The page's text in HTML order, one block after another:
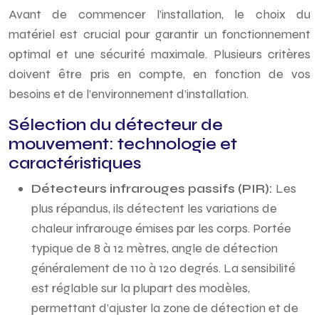
Avant de commencer l’installation, le choix du
matériel est crucial pour garantir un fonctionnement
optimal et une sécurité maximale. Plusieurs critères
doivent être pris en compte, en fonction de vos
besoins et de l’environnement d’installation.
Sélection du détecteur de
mouvement: technologie et
caractéristiques
Détecteurs infrarouges passifs (PIR): Les
plus répandus, ils détectent les variations de
chaleur infrarouge émises par les corps. Portée
typique de 8 à 12 mètres, angle de détection
généralement de 110 à 120 degrés. La sensibilité
est réglable sur la plupart des modèles,
permettant d’ajuster la zone de détection et de